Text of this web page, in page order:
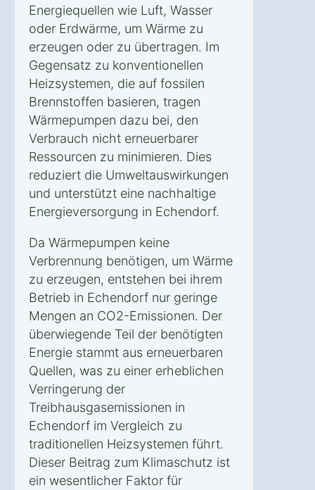
Energiequellen wie Luft, Wasser
oder Erdwärme, um Wärme zu
erzeugen oder zu übertragen. Im
Gegensatz zu konventionellen
Heizsystemen, die auf fossilen
Brennstoffen basieren, tragen
Wärmepumpen dazu bei, den
Verbrauch nicht erneuerbarer
Ressourcen zu minimieren. Dies
reduziert die Umweltauswirkungen
und unterstützt eine nachhaltige
Energieversorgung in Echendorf.
Da Wärmepumpen keine
Verbrennung benötigen, um Wärme
zu erzeugen, entstehen bei ihrem
Betrieb in Echendorf nur geringe
Mengen an CO2-Emissionen. Der
überwiegende Teil der benötigten
Energie stammt aus erneuerbaren
Quellen, was zu einer erheblichen
Verringerung der
Treibhausgasemissionen in
Echendorf im Vergleich zu
traditionellen Heizsystemen führt.
Dieser Beitrag zum Klimaschutz ist
ein wesentlicher Faktor für